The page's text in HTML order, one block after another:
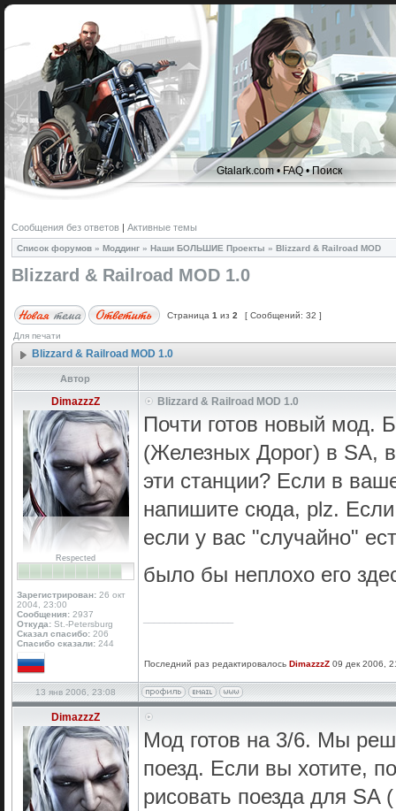
Gtalark.com •FAQ•Поиск
Сообщения без ответов | Активные темы
Список форумов » Моддинг » Наши БОЛЬШИЕ Проекты » Blizzard & Railroad MOD
Blizzard & Railroad MOD 1.0
Страница 1 из 2 [ Сообщений: 32 ]
Для печати
Blizzard & Railroad MOD 1.0
Автор
DimazzzZ
Respected
Зарегистрирован: 26 окт
2004, 23:00
Сообщения: 2937
Откуда: St.-Petersburg
Сказал спасибо: 206
Спасибо сказали: 244
Blizzard & Railroad MOD 1.0
Почти готов новый
(Железных Дорог) в SA,
эти станции? Если в
напишите сюда, plz.
если у вас "случайно"
было бы неплохо его
Последний раз редактировалось DimazzzZ 09 дек 2006,
13 янв 2006, 23:08
DimazzzZ
Мод готов на 3/6. Мы
поезд. Если вы хотите,
рисовать поезда для SA